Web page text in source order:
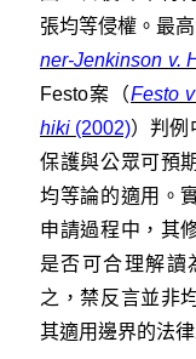
張均等侵權。最
ner-Jenkinson v.
Festo案（Festo
hiki (2002)）判例
保護與公眾可預
均等論的適用。
申請過程中，其
是否可合理解讀
之，禁反言並非
其適用邊界的法律